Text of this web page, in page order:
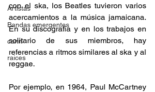
Artistas
Bandas emergentes
cann
raices
con el ska, los Beatles tuvieron varios
acercamientos a la música jamaicana.
En su discografía y en los trabajos en
solitario de sus miembros, hay
referencias a ritmos similares al ska y al
reggae.
Por ejemplo, en 1964, Paul McCartney